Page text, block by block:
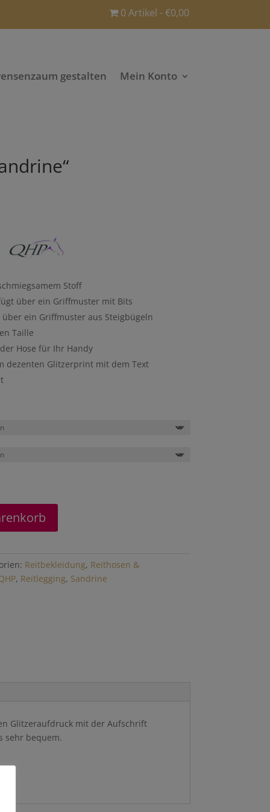
0 Artikel €0,00
gestalten Mein Konto
Stoff
über ein Griffmuster mit Bits
ein Griffmuster aus Steigbügeln
Taille
Hose für Ihr Handy
dezenten Glitzerprint mit dem Text
Reitbekleidung, Reithosen &
, Reitlegging, Sandrine
Glitzeraufdruck mit der Aufschrift
sehr bequem.